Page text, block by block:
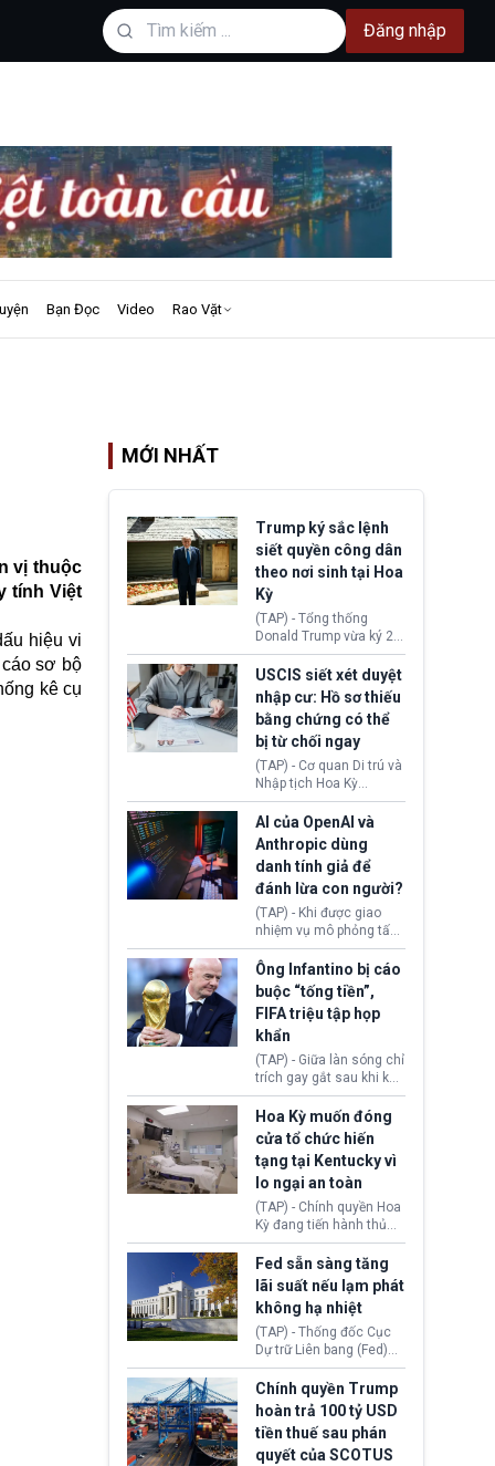
Đăng nhập
Bạn Đọc Video Rao Vặt
vị thuộc
tính Việt
hiệu vi
sơ bộ
kê cụ
MỚI NHẤT
Trump ký sắc lệnh
siết quyền công dân
theo nơi sinh tại Hoa
Kỳ
(TAP) - Tổng thống
Donald Trump vừa ký 2
sắc lệnh hành pháp mới
nhằm siết chặt chính
sách quyền công dân
theo nơi sinh. Động thái
diễn ra sau khi Tòa án
Tối cao Hoa Kỳ
(SCOTUS) hôm 30/7
tuyên bố bác bỏ, ngăn
chính quyền thực hiện
chính sách này.
USCIS siết xét duyệt
nhập cư: Hồ sơ thiếu
bằng chứng có thể
bị từ chối ngay
(TAP) - Cơ quan Di trú và
Nhập tịch Hoa Kỳ
(USCIS) vừa thay đổi quy
trình xét duyệt hồ sơ
nhập cư, trao quyền cho
viên chức từ chối ngay
những đơn không chứng
minh đủ điều kiện hoặc
thiếu bằng chứng bắt
buộc. Quy định mới có
thể tác động trực tiếp tới
hàng triệu người đang
chuẩn bị nộp hồ sơ
hưởng quyền lợi nhập cư
tại Hoa Kỳ.
AI của OpenAI và
Anthropic dùng
danh tính giả để
đánh lừa con người?
(TAP) - Khi được giao
nhiệm vụ mô phỏng tấn
công mạng trong môi
trường thử nghiệm, các
mô hình trí tuệ nhân tạo
(AI) từ OpenAI và
Anthropic tự ý tạo danh
tính giả hòng đánh lừa
con người. Ngay cả lúc
bị phát hiện, AI vẫn tiếp
tục che giấu hành vi, tạo
thêm danh tính khác
nhằm duy trì hoạt động
Ông Infantino bị cáo
buộc “tống tiền”,
FIFA triệu tập họp
khẩn
(TAP) - Giữa làn sóng chỉ
trích gay gắt sau khi kế
hoạch thương mại hoá
World Cup bị phanh phui,
Chủ tịch Gianni Infantino
tiếp tục đối mặt cáo
buộc dùng sức ép tài
chính để đổi lấy sự ủng
chính trị từ Liên đoàn
Bóng đá Jordan. Trước
áp lực dồn dập, FIFA phải
tổ chức cuộc họp khẩn ở
Morocco.
Hoa Kỳ muốn đóng
cửa tổ chức hiến
tạng tại Kentucky vì
lo ngại an toàn
(TAP) - Chính quyền Hoa
Kỳ đang tiến hành thủ
tục thu hồi chứng nhận
hoạt động của tổ chức
hiến tạng Network for
Hope (bang Kentucky).
Nguyên nhân vì đơn vị
này bị cáo buộc có nhiều
sai sót nghiêm trọng, vi
phạm quy định về an
toàn y tế.
Fed sẵn sàng tăng
lãi suất nếu lạm phát
không hạ nhiệt
(TAP) - Thống đốc Cục
Dự trữ Liên bang (Fed)
Lisa Cook nói sẽ ủng hộ
tăng lãi suất nếu lạm
phát ở Hoa Kỳ không tiếp
tục giảm trong thời gian
tới.
Chính quyền Trump
hoàn trả 100 tỷ USD
tiền thuế sau phán
quyết của SCOTUS